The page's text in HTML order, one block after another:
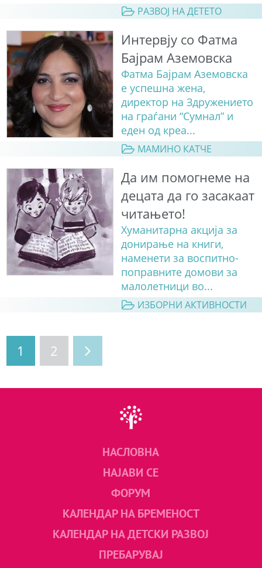
РАЗВОЈ НА ДЕТЕТО
Интервју со Фатма
Бајрам Аземовска
Фатма Бајрам Аземовска
е успешна жена,
директор на Здружението
на граѓани “Сумнал” и
еден од креа...
МАМИНО КАТЧЕ
Да им помогнеме на
децата да го засакаат
читањето!
Хуманитарна акција за
донирање на книги,
наменети за воспитно-
поправните домови за
малолетници во...
ИЗБОРНИ АКТИВНОСТИ
1 2
НАСЛОВНА
НАЈАВИ СЕ
ФОРУМ
КАЛЕНДАР НА БРЕМЕНОСТ
КАЛЕНДАР НА ДЕТСКИ РАЗВОЈ
ПРЕБАРУВАЈ